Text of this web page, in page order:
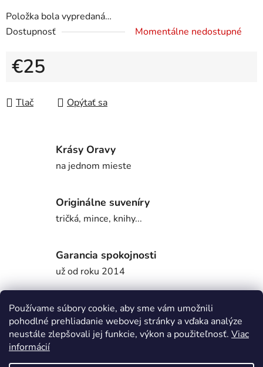
Používame súbory cookie, aby sme vám umožnili
pohodlné prehliadanie webovej stránky a vďaka analýze
neustále zlepšovali jej funkcie, výkon a použiteľnosť. Viac
informácií
Položka bola vypredaná…
Dostupnosť
Momentálne nedostupné
€25
Tlač
Opýtať sa
Krásy Oravy
na jednom mieste
Originálne suveníry
tričká, mince, knihy...
Garancia spokojnosti
už od roku 2014
Popis